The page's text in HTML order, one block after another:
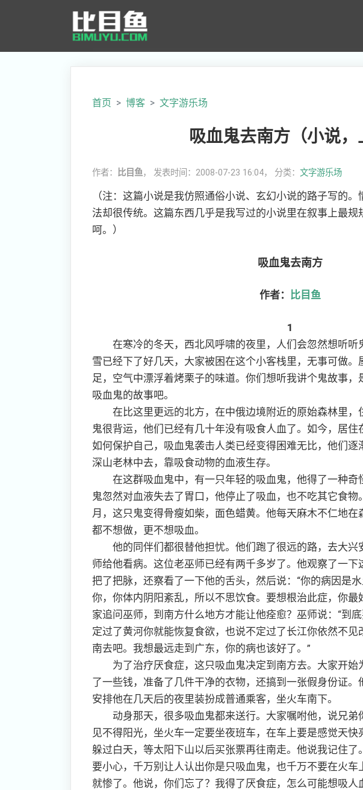
首页 博客 文字游乐场
吸血鬼去南方（小说，
作者： 比目鱼， 发表时间：2008-07-23 16:04， 分类： 文字游乐场
（注：这篇小说是我仿照通俗小说、玄幻小说的路子写的
法却很传统。这篇东西几乎是我写过的小说里在叙事上最
呵。）
吸血鬼去南方
作者： 比目鱼
1
在寒冷的冬天，西北风呼啸的夜里，人们会忽然想听听
雪已经下了好几天，大家被困在这个小客栈里，无事可做。
足，空气中漂浮着烤栗子的味道。你们想听我讲个鬼故事
吸血鬼的故事吧。
在比这里更远的北方，在中俄边境附近的原始森林里，
鬼很背运，他们已经有几十年没有吸食人血了。如今，居
如何保护自己，吸血鬼袭击人类已经变得困难无比，他们逐
深山老林中去，靠吸食动物的血液生存。
在这群吸血鬼中，有一只年轻的吸血鬼，他得了一种奇
鬼忽然对血液失去了胃口，他停止了吸血，也不吃其它食
月，这只鬼变得骨瘦如柴，面色蜡黄。他每天麻木不仁地
都不想做，更不想吸血。
他的同伴们都很替他担忧。他们跑了很远的路，去大兴
师给他看病。这位老巫师已经有两千多岁了。他观察了一
把了把脉，还察看了一下他的舌头，然后说：“你的病因是
你，你体内阴阳紊乱，所以不思饮食。要想根治此症，你最
家追问巫师，到南方什么地方才能让他痊愈？巫师说：“到
定过了黄河你就能恢复食欲，也说不定过了长江你依然不见
南去吧。我想最远走到广东，你的病也该好了。”
为了治疗厌食症，这只吸血鬼决定到南方去。大家开始
了一些钱，准备了几件干净的衣物，还搞到一张假身份证。
安排他在几天后的夜里装扮成普通乘客，坐火车南下。
动身那天，很多吸血鬼都来送行。大家嘱咐他，说兄弟
见不得阳光，坐火车一定要坐夜班车，在车上要是感觉天快
躲过白天，等太阳下山以后买张票再往南走。他说我记住了
要小心，千万别让人认出你是只吸血鬼，也千万不要在火车
就惨了。他说，你们忘了？我得了厌食症，怎么可能想吸人